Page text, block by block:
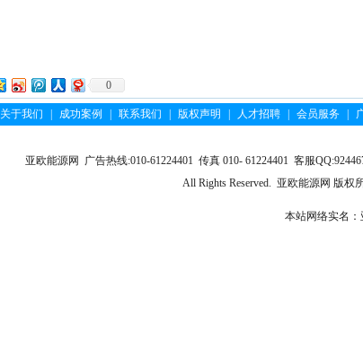
0
关于我们 | 成功案例 | 联系我们 | 版权声明 | 人才招聘 | 会员服务 |
亚欧能源网 广告热线:010-61224401 传真 010- 61224401 客服
All Rights Reserved. 亚欧能源网 版权
本站网络实名：